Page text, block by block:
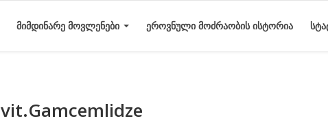
ᲛᲘᲛᲓᲘᲜᲐᲠᲔ ᲛᲝᲕᲚᲔᲜᲔᲑᲘ ᲔᲠᲝᲕᲜᲣᲚᲘ ᲛᲝᲫᲠᲐᲝᲑᲘᲡ ᲘᲡᲢᲝᲠᲘᲐ